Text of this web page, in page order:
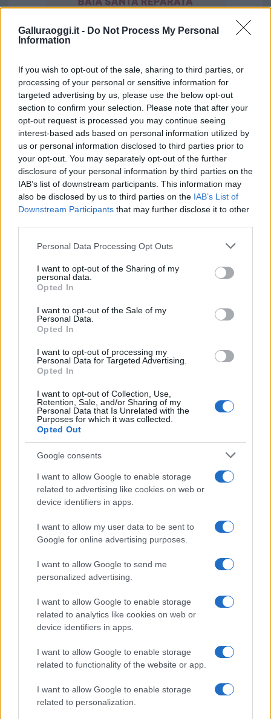
Galluraoggi.it - Do Not Process My Personal
Information
If you wish to opt-out of the sale, sharing to third parties, or
processing of your personal or sensitive information for
targeted advertising by us, please use the below opt-out
section to confirm your selection. Please note that after your
opt-out request is processed you may continue seeing
interest-based ads based on personal information utilized by
us or personal information disclosed to third parties prior to
your opt-out. You may separately opt-out of the further
disclosure of your personal information by third parties on the
IAB’s list of downstream participants. This information may
also be disclosed by us to third parties on the IAB’s List of
Downstream Participants that may further disclose it to other
Please note that this website/app uses one or more Google
not limited to your visit or usage behaviour. You may click to
grant or deny consent to Google and its third-party tags to
use your data for below specified purposes in below Google
consent section.
Personal Data Processing Opt Outs
I want to opt-out of the Sharing of my
personal data.
Opted In
I want to opt-out of the Sale of my
Personal Data.
Opted In
I want to opt-out of processing my
Personal Data for Targeted Advertising.
Opted In
I want to opt-out of Collection, Use,
Retention, Sale, and/or Sharing of my
Personal Data that Is Unrelated with the
Purposes for which it was collected.
Opted Out
Google consents
I want to allow Google to enable storage
related to advertising like cookies on web or
device identifiers in apps.
I want to allow my user data to be sent to
Google for online advertising purposes.
I want to allow Google to send me
personalized advertising.
I want to allow Google to enable storage
related to analytics like cookies on web or
device identifiers in apps.
I want to allow Google to enable storage
related to functionality of the website or app.
I want to allow Google to enable storage
related to personalization.
Vuoi rimuovere le pubblicità nazionali?
Puoi abbonarti asoli € 1,10 al mese
cliccandoqui
Sei già abbonato?
Puoi effettuare l'accesso andando nella
sezioneLogindal menù del sito o
cliccandoqui
TEMI:
Tartaruga Capo Testa
Tartaruga Caretta Caretta
Tartaruga Plastica
Inviaci le tue segnalazioni,
345 356 7512
Entra nel canale telegram di
GalluraOggi.it
Ricevi le nostre ultime news
Google News
F
a
ce
o
k
T
w
it
te
r
Pi
n
te
re
st
W
h
at
s
A
p
p
h
a
re
Articolo precedente
NOTIZIE RECENTI